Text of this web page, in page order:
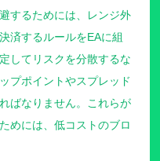
するためには、レンジ外
済するルールをEAに組
してリスクを分散するな
プポイントやスプレッド
ばなりません。これらが
めには、低コストのブロ